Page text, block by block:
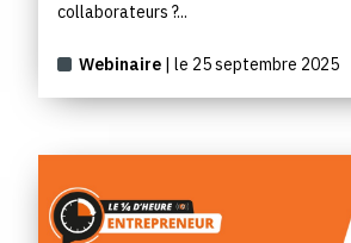
collaborateurs ?...
Webinaire | le 25 septembre 2025